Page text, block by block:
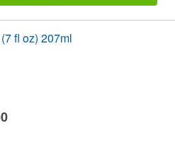
fl oz) 207ml